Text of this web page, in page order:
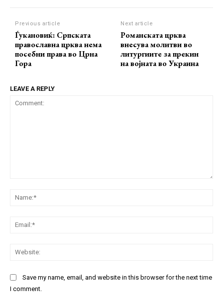
Previous article
Ѓукановиќ: Српската
православна црква нема
посебни права во Црна
Гора
Next article
Романската црква
внесува молитви во
литургиите за прекин
на војната во Украина
LEAVE A REPLY
Save my name, email, and website in this browser for the next time
I comment.